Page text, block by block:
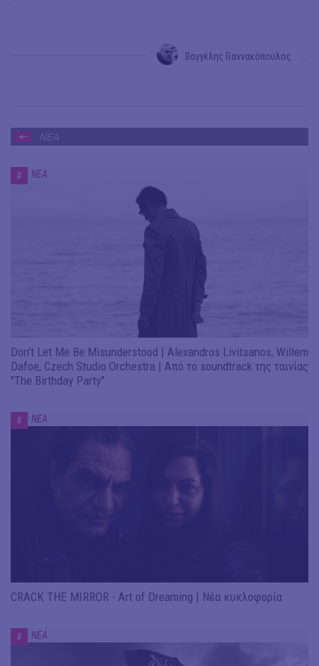
Βαγγέλης Γιαννακόπουλος
ΝΕΑ
# ΝΕΑ
Don't Let Me Be Misunderstood | Alexandros Livitsanos, Willem
Dafoe, Czech Studio Orchestra | Από το soundtrack της ταινίας
"The Birthday Party"
# ΝΕΑ
CRACK THE MIRROR - Art of Dreaming | Νέα κυκλοφορία
# ΝΕΑ